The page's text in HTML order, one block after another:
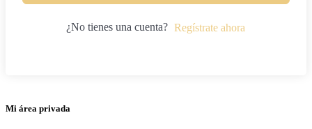
¿No tienes una cuenta? Regístrate ahora
Mi área privada